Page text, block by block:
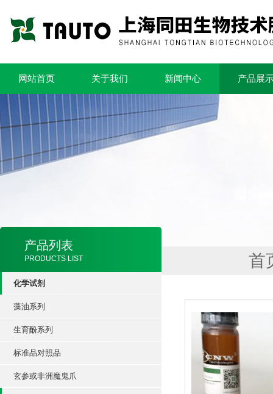
网站首页 关于我们 新闻中心 产品展
产品列表
PRODUCTS LIST
化学试剂
藻油系列
生育酚系列
标准品对照品
玄参或非洲魔鬼爪
首